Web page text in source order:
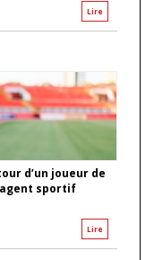
Lire
d’un joueur de
sportif
Lire